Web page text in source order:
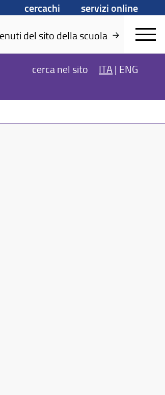
cercachi
servizi online
del sito della scuola
cerca nel sito ITA | ENG